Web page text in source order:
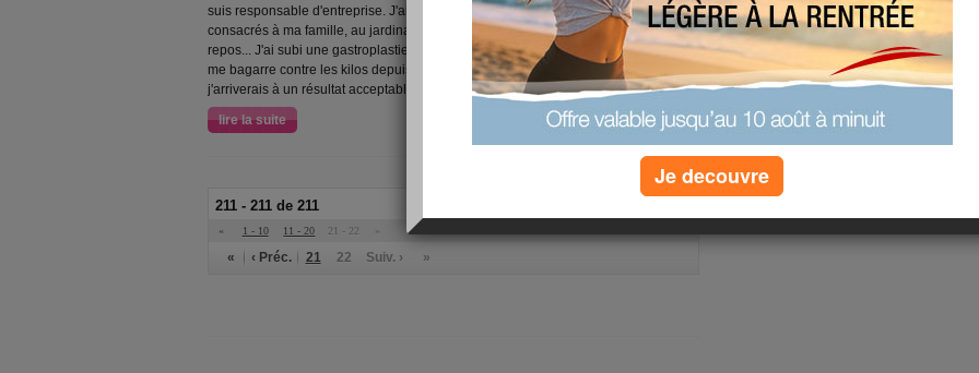
suis responsable d'entreprise. J'ai horreur du sport. Mes temps libres sont
consacrés à ma famille, au jardinage, à la déco et quand il me reste du temps ... au
repos... J'ai subi une gastroplastie .... mal faite en 1997. Trés peu d'amélioration. Je
me bagarre contre les kilos depuis mon enfance. Peu être qu'avec votre aide,
j'arriverais à un résultat acceptable. Merci d'avance....
lire la suite
(3) commentaires
211 - 211 de 211
« 1 - 10 11 - 20 21 - 22 »
« ‹ Préc. 21 22 Suiv. › »
Je decouvre